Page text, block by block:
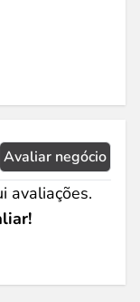
Avaliar negócio
avaliações.